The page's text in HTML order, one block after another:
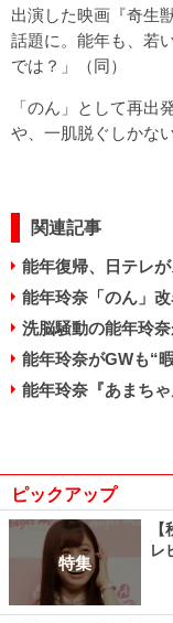
出演した映画『奇生
話題に。能年も、若
では？」（同）
「のん」として再出
や、一肌脱ぐしかな
関連記事
能年復帰、日テレ
能年玲奈「のん」
洗脳騒動の能年玲
能年玲奈がGWも“
能年玲奈『あまち
ピックアップ
特集
レ